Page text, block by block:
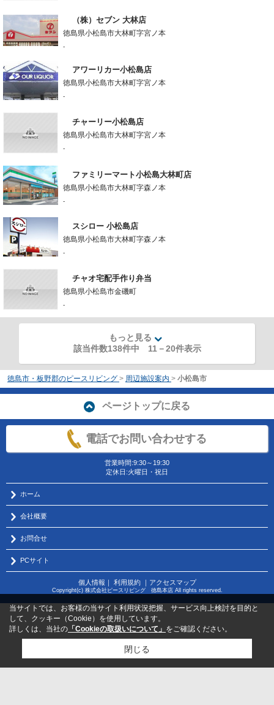
（株）セブン 大林店
徳島県小松島市大林町字宮ノ本
-
アワーリカー小松島店
徳島県小松島市大林町字宮ノ本
-
チャーリー小松島店
徳島県小松島市大林町字宮ノ本
-
ファミリーマート小松島大林町店
徳島県小松島市大林町字森ノ本
-
スシロー 小松島店
徳島県小松島市大林町字森ノ本
-
チャオ宅配手作り弁当
徳島県小松島市金磯町
-
もっと見る
該当件数138件中 11 －20件表示
徳島市・板野郡のピースリビング > 周辺施設案内 > 小松島市
ページトップに戻る
電話でお問い合わせする
営業時間:9:30～19:30
定休日:火曜日・祝日
ホーム
会社概要
お問合せ
PCサイト
個人情報 ｜ 利用規約｜ アクセスマップ
Copyright(c) 株式会社ピースリビング 徳島本店 All rights reserved.
当サイトでは、お客様の当サイト利用状況把握、サービス向上検討を目的と
して、クッキー（Cookie）を使用しています。
詳しくは、当社の 「Cookieの取扱いについて」 をご確認ください。
閉じる